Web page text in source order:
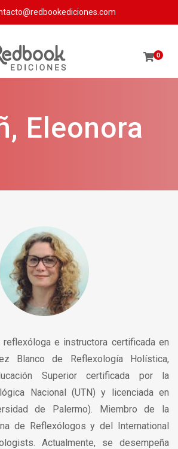
0
Eleonora
reflexóloga e instructora certificada en
Blanco de Reflexología Holística,
Superior certificada por la
Nacional (UTN) y licenciada en
de Palermo). Miembro de la
de Reflexólogos y del International
Actualmente, se desempeña